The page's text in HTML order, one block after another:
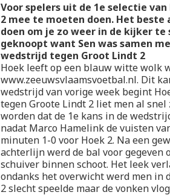
Voor spelers uit de 1e selectie
2 mee te moeten doen. Het
doen om je zo weer in de kijker
geknoopt want Sen was samen
wedstrijd tegen Groot Lindt 2
Hoek leeft op een blauw witte wolk
www.zeeuwsvlaamsvoetbal.nl. Dit
wedstrijd van vorige week begint
tegen Groote Lindt 2 liet men al
worden dat de 1e kans in de
nadat Marco Hamelink de vuisten
minuten 1-0 voor Hoek 2. Na een
achterlijn werd de bal voor gegeven
schuiver binnen schoot. Het leek
ondanks het overwicht werd men in
2 slecht speelde maar de vonken